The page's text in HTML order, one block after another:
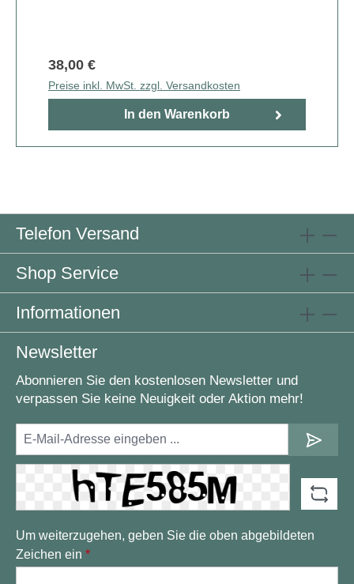
38,00 €
Preise inkl. MwSt. zzgl. Versandkosten
In den Warenkorb
Telefon Versand
Shop Service
Informationen
Newsletter
Abonnieren Sie den kostenlosen Newsletter und
verpassen Sie keine Neuigkeit oder Aktion mehr!
Um weiterzugehen, geben Sie die oben abgebildeten
Zeichen ein *